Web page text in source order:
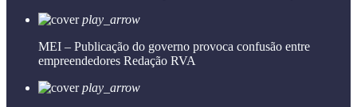
play_arrow
MEI – Publicação do governo provoca confusão entre
empreendedores Redação RVA
play_arrow